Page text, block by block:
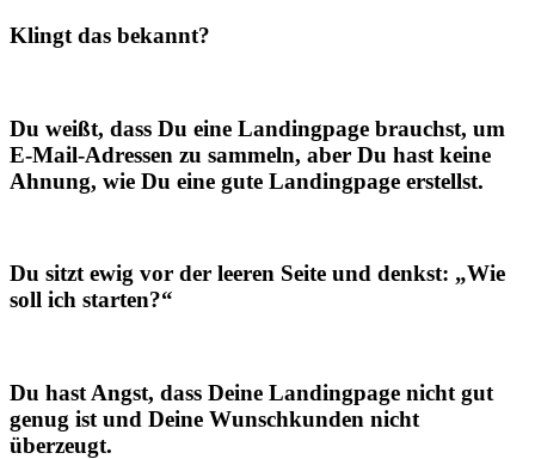
Klingt das bekannt?
Du weißt, dass Du eine Landingpage brauchst, um
E-Mail-Adressen zu sammeln, aber Du hast keine
Ahnung, wie Du eine gute Landingpage erstellst.
Du sitzt ewig vor der leeren Seite und denkst: „Wie
soll ich starten?“
Du hast Angst, dass Deine Landingpage nicht gut
genug ist und Deine Wunschkunden nicht
überzeugt.